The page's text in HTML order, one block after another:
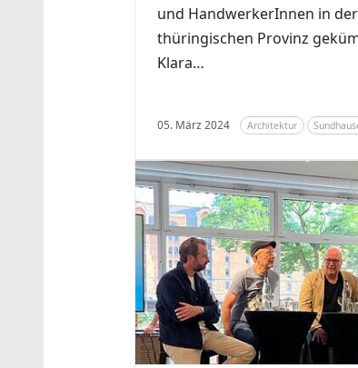
und HandwerkerInnen in der
thüringischen Provinz
Klara…
05. März 2024 Architektur